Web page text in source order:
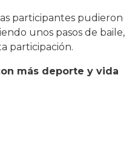
participantes pudieron
unos pasos de baile,
participación.
más deporte y vida